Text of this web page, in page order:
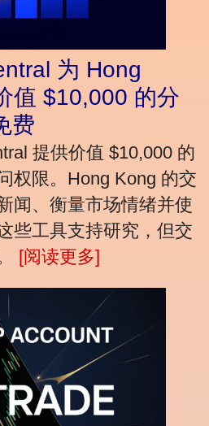
为 Hong
值 $10,000 的分
费
提供价值 $10,000 的
权限。Hong Kong 的交
闻、衡量市场情绪并使
些工具支持研究，但交
[阅读更多]